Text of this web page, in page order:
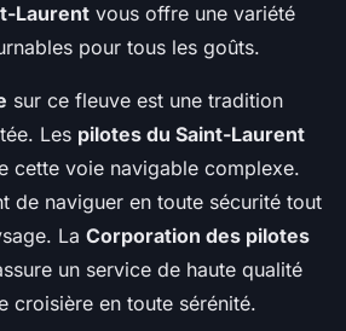
Laurent vous offre une variété
pour tous les goûts.
sur ce fleuve est une tradition
Les pilotes du Saint-Laurent
cette voie navigable complexe.
de naviguer en toute sécurité tout
La Corporation des pilotes
un service de haute qualité
croisière en toute sérénité.